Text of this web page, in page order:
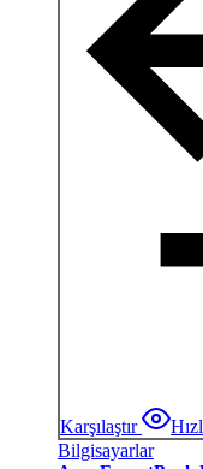
Karşılaştır
Bilgisayarlar